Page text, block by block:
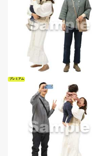
プレミアム